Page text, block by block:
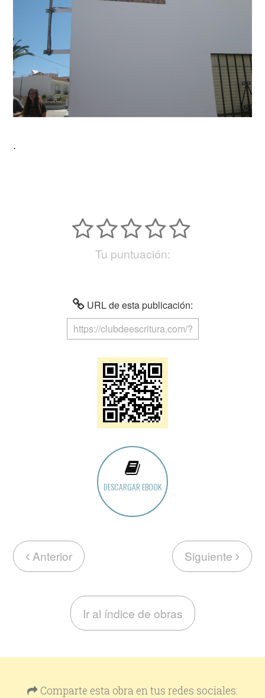
.
Tu puntuación:
URL de esta publicación:
DESCARGAR EBOOK
Anterior Siguiente
Ir al índice de obras
Comparte esta obra en tus redes sociales: